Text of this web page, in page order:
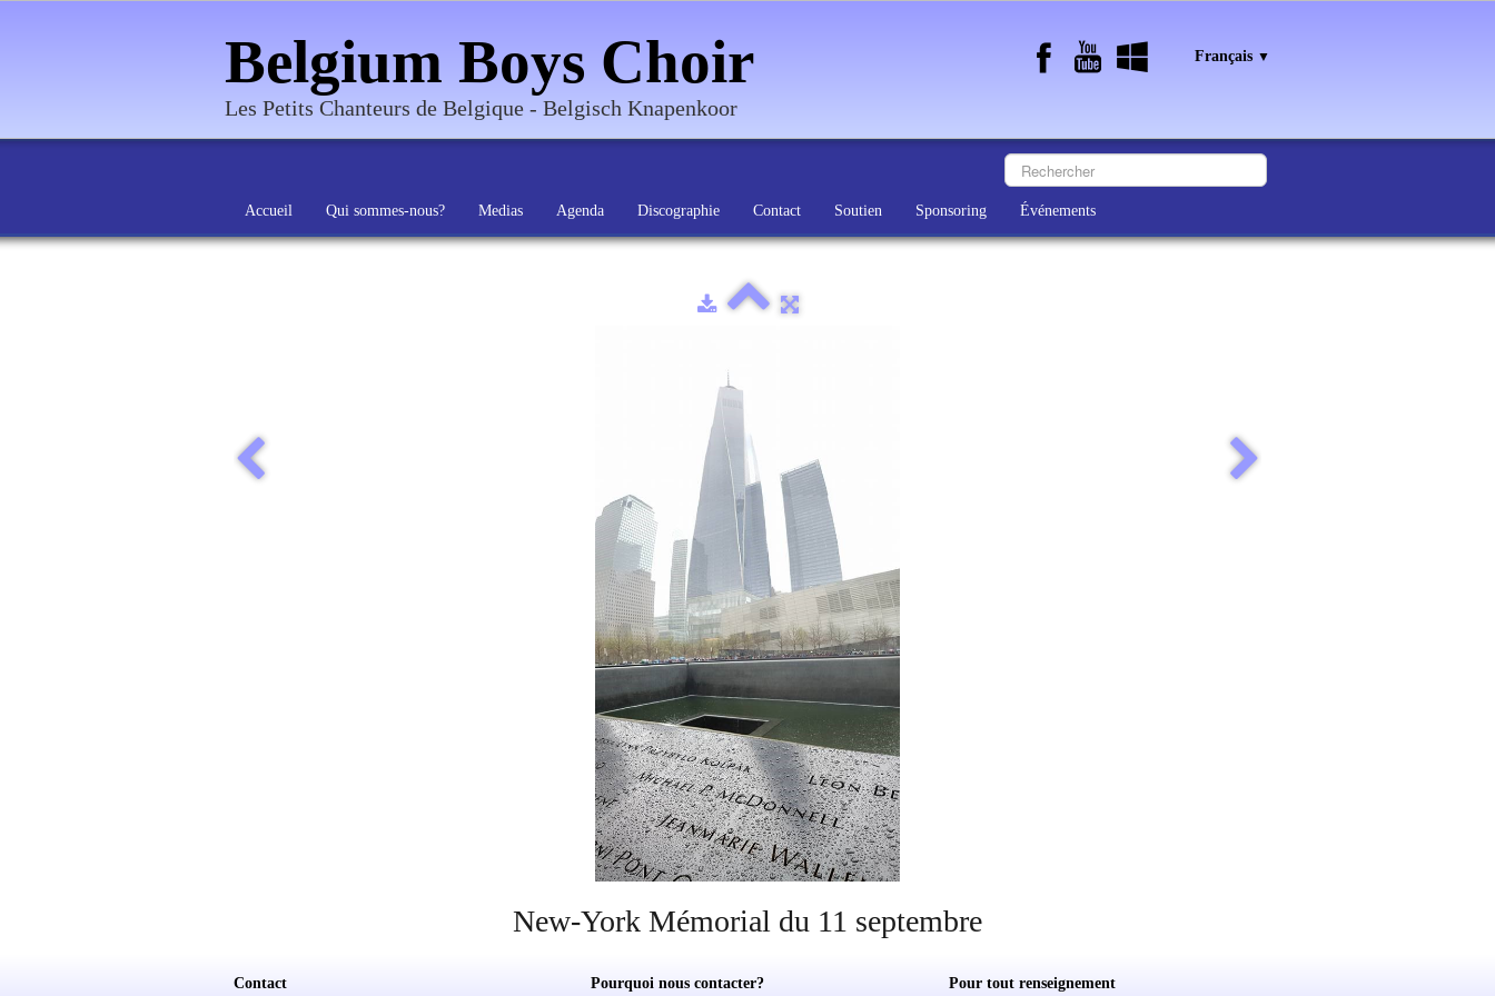
Belgium Boys Choir
Les Petits Chanteurs de Belgique - Belgisch Knapenkoor
Français ▼
Accueil Qui sommes-nous? Medias Agenda Discographie Contact Soutien Sponsoring Événements
New-York Mémorial du 11 septembre
Contact Pourquoi nous contacter? Pour tout renseignement